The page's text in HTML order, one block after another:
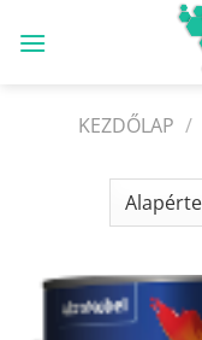
KEZDŐLAP /